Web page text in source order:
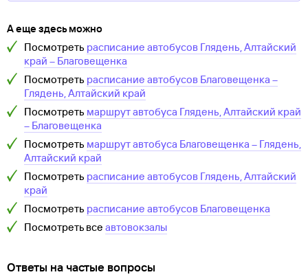
А еще здесь можно
Посмотреть расписание автобусов Глядень, Алтайский
край – Благовещенка
Посмотреть расписание автобусов Благовещенка –
Глядень, Алтайский край
Посмотреть маршрут автобуса Глядень, Алтайский край
– Благовещенка
Посмотреть маршрут автобуса Благовещенка – Глядень,
Алтайский край
Посмотреть расписание автобусов Глядень, Алтайский
край
Посмотреть расписание автобусов Благовещенка
Посмотреть все автовокзалы
Ответы на частые вопросы